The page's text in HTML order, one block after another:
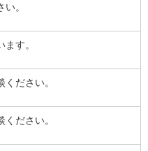
。
す。
ださい。
ださい。